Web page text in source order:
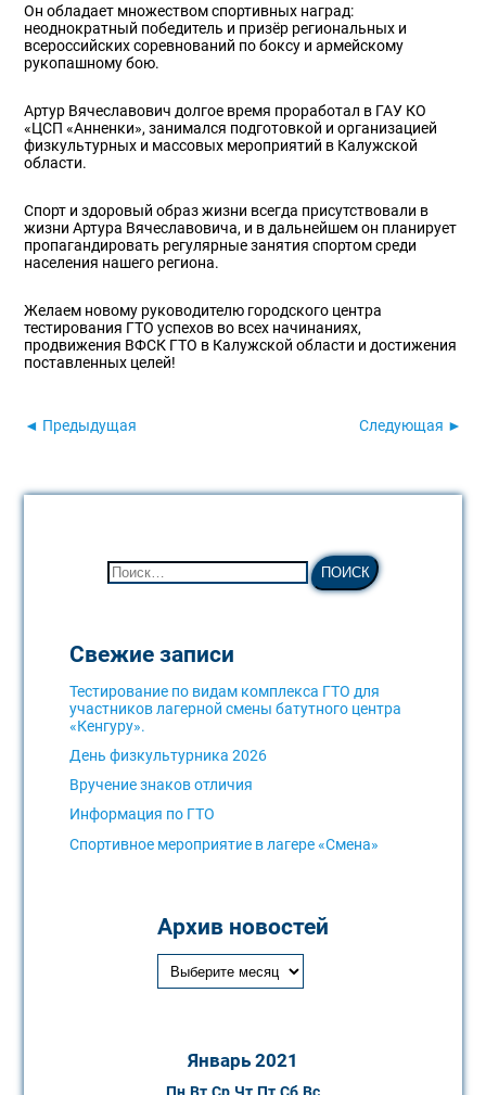
Он обладает множеством спортивных наград:
неоднократный победитель и призёр региональных и
всероссийских соревнований по боксу и армейскому
рукопашному бою.
Артур Вячеславович долгое время проработал в ГАУ КО
«ЦСП «Анненки», занимался подготовкой и организацией
физкультурных и массовых мероприятий в Калужской
области.
Спорт и здоровый образ жизни всегда присутствовали в
жизни Артура Вячеславовича, и в дальнейшем он планирует
пропагандировать регулярные занятия спортом среди
населения нашего региона.
Желаем новому руководителю городского центра
тестирования ГТО успехов во всех начинаниях,
продвижения ВФСК ГТО в Калужской области и достижения
поставленных целей!
◄ Предыдущая Следующая ►
Свежие записи
Тестирование по видам комплекса ГТО для
участников лагерной смены батутного центра
«Кенгуру».
День физкультурника 2026
Вручение знаков отличия
Информация по ГТО
Спортивное мероприятие в лагере «Смена»
Архив новостей
Январь 2021